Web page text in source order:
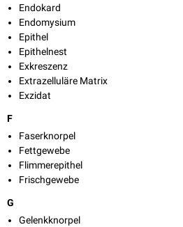
Endokard
Endomysium
Epithel
Epithelnest
Exkreszenz
Extrazelluläre Matrix
Exzidat
F
Faserknorpel
Fettgewebe
Flimmerepithel
Frischgewebe
G
Gelenkknorpel